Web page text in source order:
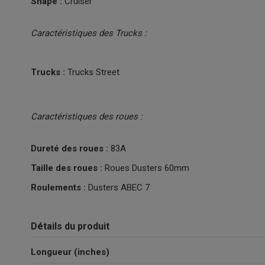
Caractéristiques des Trucks :
Trucks : Trucks Street
Caractéristiques des roues :
Dureté des roues : 83A
Taille des roues : Roues Dusters 60mm
Roulements : Dusters ABEC 7
Détails du produit
Longueur (inches)